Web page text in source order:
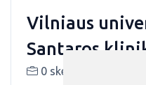
Vilniaus
Santaros
0 skelbimai (-ų)